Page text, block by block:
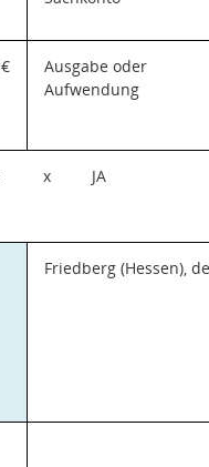
€
Ausgabe oder
Aufwendung
x JA
Friedberg (Hessen),